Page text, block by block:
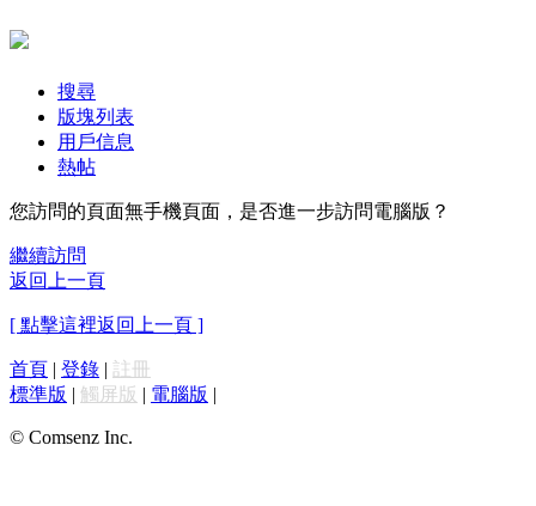
搜尋
版塊列表
用戶信息
熱帖
您訪問的頁面無手機頁面，是否進一步訪問電腦版？
繼續訪問
返回上一頁
[ 點擊這裡返回上一頁 ]
首頁 | 登錄 | 註冊
標準版 | 觸屏版 | 電腦版 |
© Comsenz Inc.